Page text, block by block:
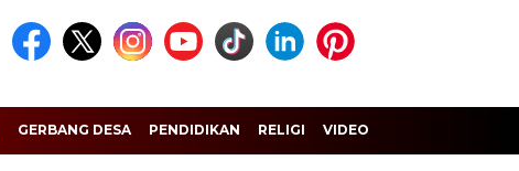
GERBANG DESA PENDIDIKAN RELIGI VIDEO